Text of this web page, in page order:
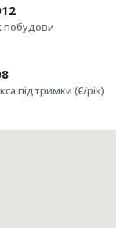
побудови
підтримки (€/рік)